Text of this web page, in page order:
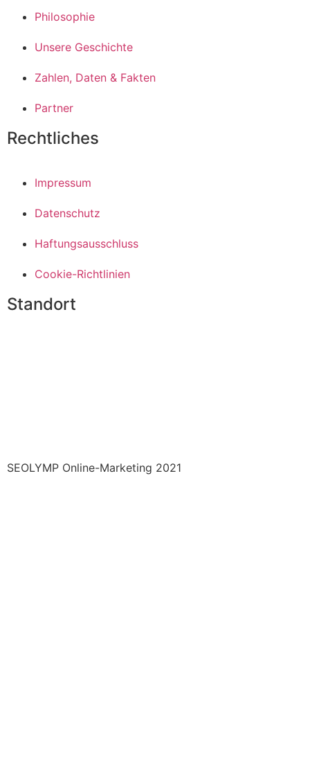
Philosophie
Unsere Geschichte
Zahlen, Daten & Fakten
Partner
Rechtliches
Impressum
Datenschutz
Haftungsausschluss
Cookie-Richtlinien
Standort
SEOLYMP Online-Marketing 2021